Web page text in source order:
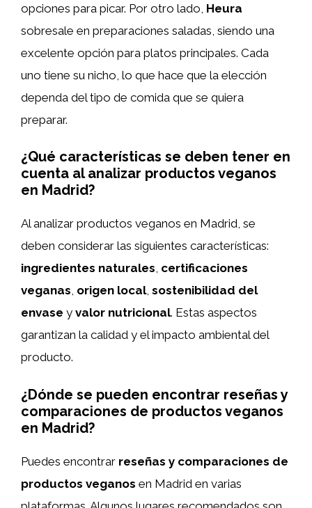
opciones para picar. Por otro lado, Heura
sobresale en preparaciones saladas, siendo una
excelente opción para platos principales. Cada
uno tiene su nicho, lo que hace que la elección
dependa del tipo de comida que se quiera
preparar.
¿Qué características se deben tener en
cuenta al analizar productos veganos
en Madrid?
Al analizar productos veganos en Madrid, se
deben considerar las siguientes características:
ingredientes naturales, certificaciones
veganas, origen local, sostenibilidad del
envase y valor nutricional. Estas aspectos
garantizan la calidad y el impacto ambiental del
producto.
¿Dónde se pueden encontrar reseñas y
comparaciones de productos veganos
en Madrid?
Puedes encontrar reseñas y comparaciones de
productos veganos en Madrid en varias